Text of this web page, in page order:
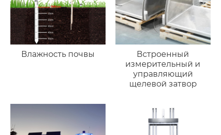
Влажность почвы
Встроенный
измерительный и
управляющий
щелевой затвор